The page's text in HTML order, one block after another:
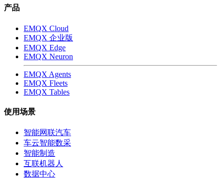
产品
EMQX Cloud
EMQX 企业版
EMQX Edge
EMQX Neuron
EMQX Agents
EMQX Fleets
EMQX Tables
使用场景
智能网联汽车
车云智能数采
智能制造
互联机器人
数据中心